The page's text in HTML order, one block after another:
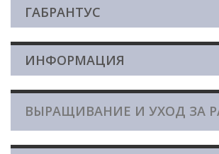
ГАБРАНТУС
ИНФОРМАЦИЯ
ВЫРАЩИВАНИЕ И УХОД ЗА